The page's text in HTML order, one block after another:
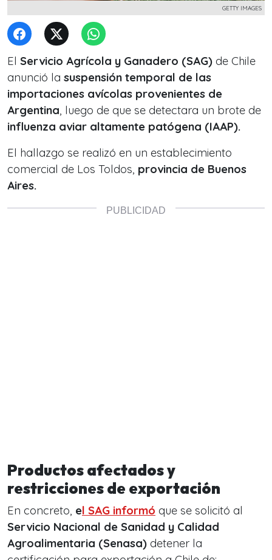
GETTY IMAGES
El Servicio Agrícola y Ganadero (SAG) de Chile
anunció la suspensión temporal de las
importaciones avícolas provenientes de
Argentina, luego de que se detectara un brote de
influenza aviar altamente patógena (IAAP).
El hallazgo se realizó en un establecimiento
comercial de Los Toldos, provincia de Buenos
Aires.
Productos afectados y
restricciones de exportación
En concreto, el SAG informó que se solicitó al
Servicio Nacional de Sanidad y Calidad
Agroalimentaria (Senasa) detener la